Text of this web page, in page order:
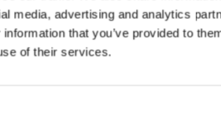
media, advertising and analytics
that you’ve provided to
of their services.